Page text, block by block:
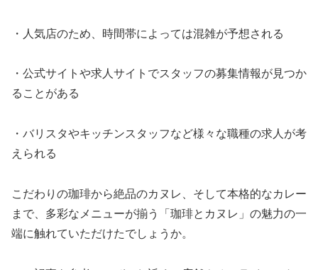
・人気店のため、時間帯によっては混雑が予想される
・公式サイトや求人サイトでスタッフの募集情報が見つか
ることがある
・バリスタやキッチンスタッフなど様々な職種の求人が考
えられる
こだわりの珈琲から絶品のカヌレ、そして本格的なカレー
まで、多彩なメニューが揃う「珈琲とカヌレ」の魅力の一
端に触れていただけたでしょうか。